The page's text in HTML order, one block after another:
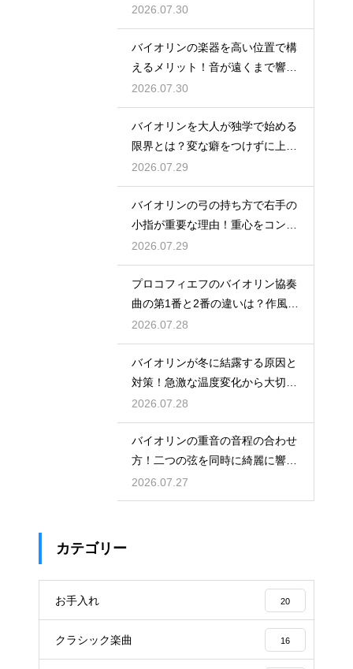
に合わせる
2026.07.30
バイオリンの楽器を高い位置で構
えるメリット！音が遠くまで響く
姿勢の作り方
2026.07.30
バイオリンを大人が独学で始める
限界とは？変な癖をつけずに上達
するための策
2026.07.29
バイオリンの弓の持ち方で右手の
小指が重要な理由！重心をコント
ロールする
2026.07.29
プロコフィエフのバイオリン協奏
曲の第1番と2番の違いは？作風の
変化を解説
2026.07.28
バイオリンが冬に結露する原因と
対策！急激な温度変化から大切な
楽器を守る
2026.07.28
バイオリンの重音の音程の合わせ
方！二つの弦を同時に綺麗に響か
せる練習法
2026.07.27
カテゴリー
お手入れ 20
クラシック楽曲 16